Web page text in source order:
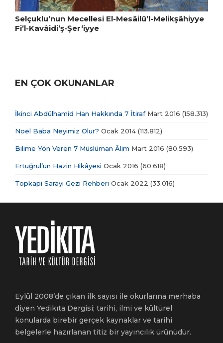
Selçuklu’nun Mecellesi El-Mesâilü’l-Melikşâhiyye
Fi’l-Kavâidi’ş-Şer‘iyye
EN ÇOK OKUNANLAR
İkinci Abdülhamid Han Hakkında 7 İtirafMart 2016 (158.313)
Noel Baba Neyimiz Olur? Ocak 2014 (113.812)
Bilime Yön Veren 7 Müslüman Âlim Mart 2016 (80.593)
Ertuğrul’un Hazin Hikâyesi Ocak 2016 (60.618)
Topkapı Sarayı Gezi Rehberi Ocak 2022 (33.016)
Eylül 2008’de çıkan ilk sayısı ile okurlarına merhaba
diyen Yedikıta Dergisi; tarihi, ilmi ve kültürel
konularda birebir gerçek kaynaklar ve tarihi
belgelerle hazırlanan titiz bir yayıncılık ürünüdür.